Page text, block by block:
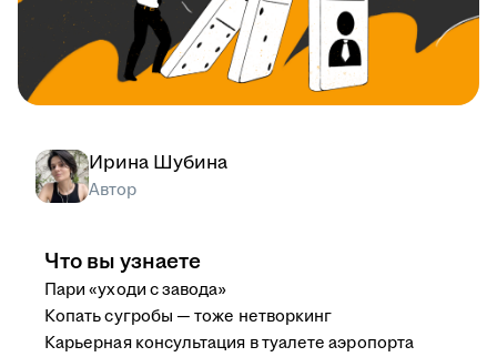
Ирина Шубина
Автор
Что вы узнаете
Пари «уходи с завода»
Копать сугробы — тоже нетворкинг
Карьерная консультация в туалете аэропорта